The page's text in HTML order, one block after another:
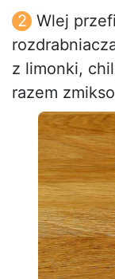
Wlej
z limonki,
razem